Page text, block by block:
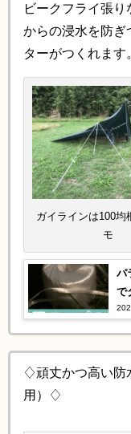
ビークフライ張
からの浸水を防ぎ
ターがつくれます
ガイラインは100均
モ
パ
で
♢頑丈かつ高い防
用）♢